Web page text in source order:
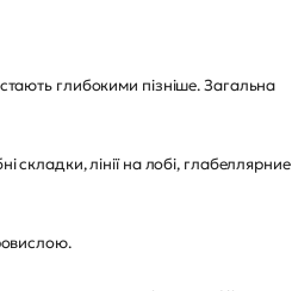
стають глибокими пізніше. Загальна
складки, лінії на лобі, глабеллярние